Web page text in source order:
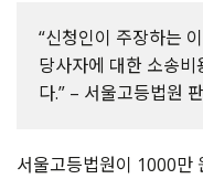
“신청인이 주장하는
당사자에 대한 소송
다.” – 서울고등법원
서울고등법원이 1000만